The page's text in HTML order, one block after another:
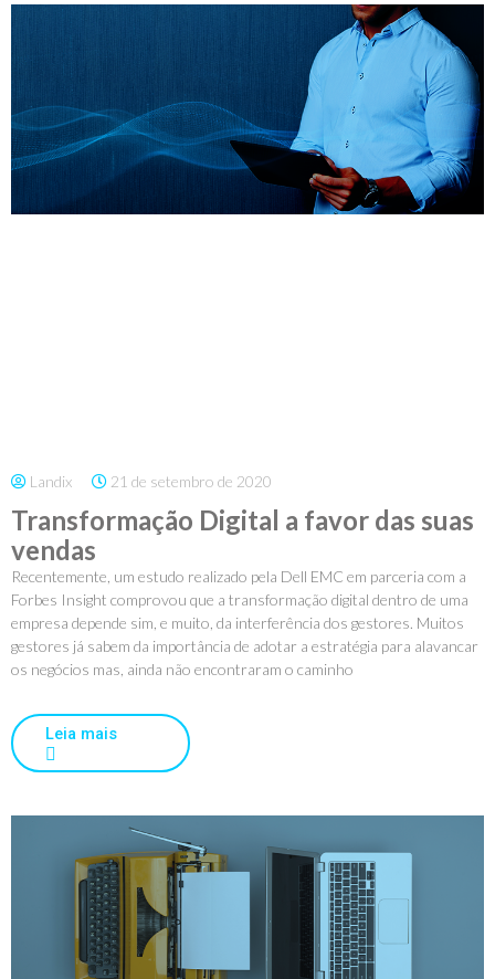
Transformação Digital a favor das suas
vendas
Landix 21 de setembro de 2020
Recentemente, um estudo realizado pela Dell EMC em parceria com a
Forbes Insight comprovou que a transformação digital dentro de uma
empresa depende sim, e muito, da interferência dos gestores. Muitos
gestores já sabem da importância de adotar a estratégia para alavancar
os negócios mas, ainda não encontraram o caminho
Leia mais